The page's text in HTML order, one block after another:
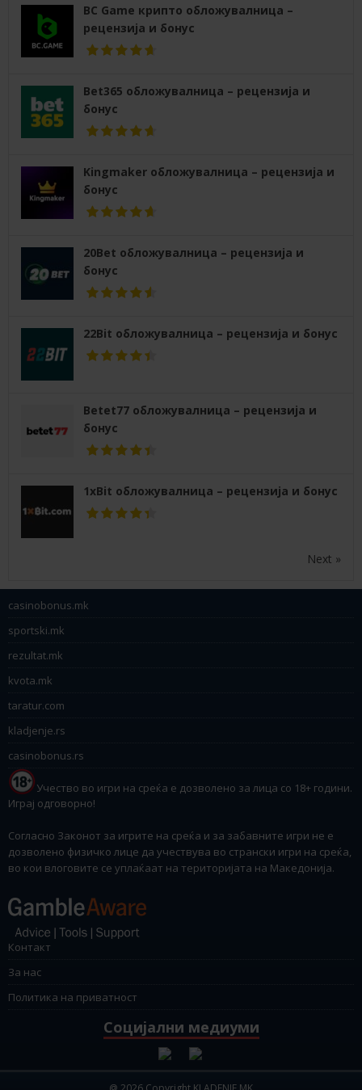
BC Game крипто обложувалница –
рецензија и бонус
Bet365 обложувалница – рецензија и
бонус
Kingmaker обложувалница – рецензија и
бонус
20Bet обложувалница – рецензија и
бонус
22Bit обложувалница – рецензија и бонус
Betet77 обложувалница – рецензија и
бонус
1xBit обложувалница – рецензија и бонус
Next »
casinobonus.mk
sportski.mk
rezultat.mk
kvota.mk
taratur.com
kladjenje.rs
casinobonus.rs
Учество во игри на среќа е дозволено за лица со 18+ години.
Играј одговорно!
Согласно Законот за игрите на среќа и за забавните игри не е
дозволено физичко лице да учествува во странски игри на среќа,
во кои влоговите се уплаќаат на територијата на Македонија.
Контакт
За нас
Политика на приватност
Социјални медиуми